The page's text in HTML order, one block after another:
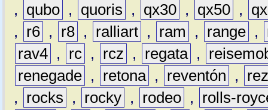
,
qubo , quoris , qx30 , qx50 ,
,
r6 , r8 , ralliart , ram , range ,
rav4 , rc , rcz , regata ,
renegade , retona , reventón ,
,
rocks , rocky , rodeo ,
rolls-